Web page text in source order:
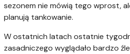
sezonem nie mówią tego wprost,
planują tankowanie.
W ostatnich latach ostatnie
zasadniczego wyglądało bardzo